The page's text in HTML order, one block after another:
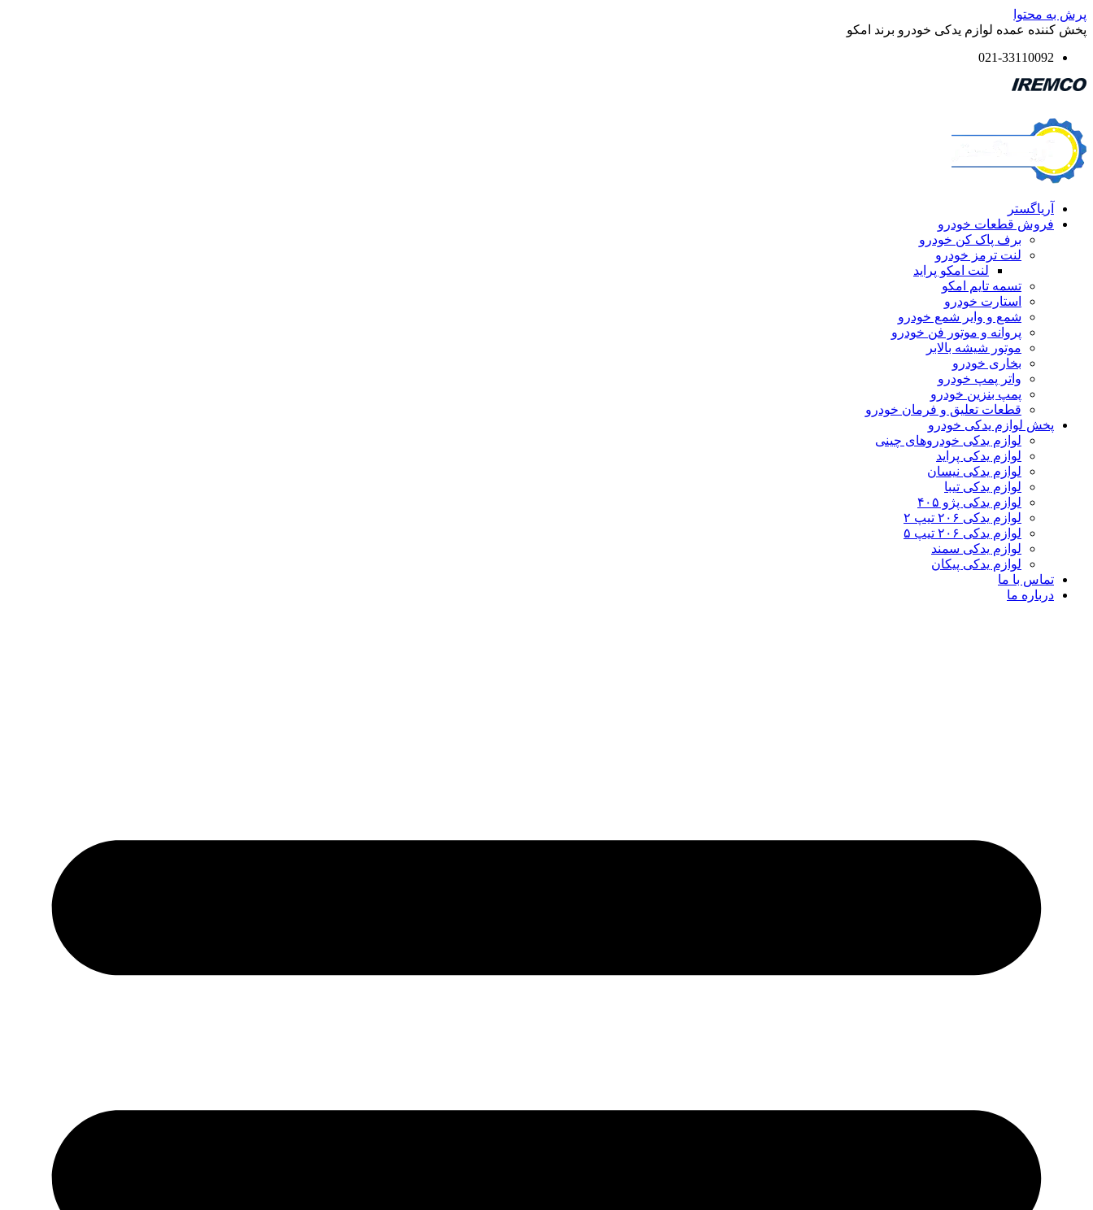
پرش به محتوا
پخش کننده عمده لوازم یدکی خودرو برند امکو
021-33110092
آریاگستر
فروش قطعات خودرو
برف پاک کن خودرو
لنت ترمز خودرو
لنت امکو پراید
تسمه تایم امکو
استارت خودرو
شمع و وایر شمع خودرو
پروانه و موتور فن خودرو
موتور شیشه بالابر
بخاری خودرو
واتر پمپ خودرو
پمپ بنزین خودرو
قطعات تعلیق و فرمان خودرو
پخش لوازم یدکی خودرو
لوازم یدکی خودروهای چینی
لوازم یدکی پراید
لوازم یدکی نیسان
لوازم یدکی تیبا
لوازم یدکی پژو ۴۰۵
لوازم یدکی ۲۰۶ تیپ ۲
لوازم یدکی ۲۰۶ تیپ ۵
لوازم یدکی سمند
لوازم یدکی پیکان
تماس با ما
درباره ما